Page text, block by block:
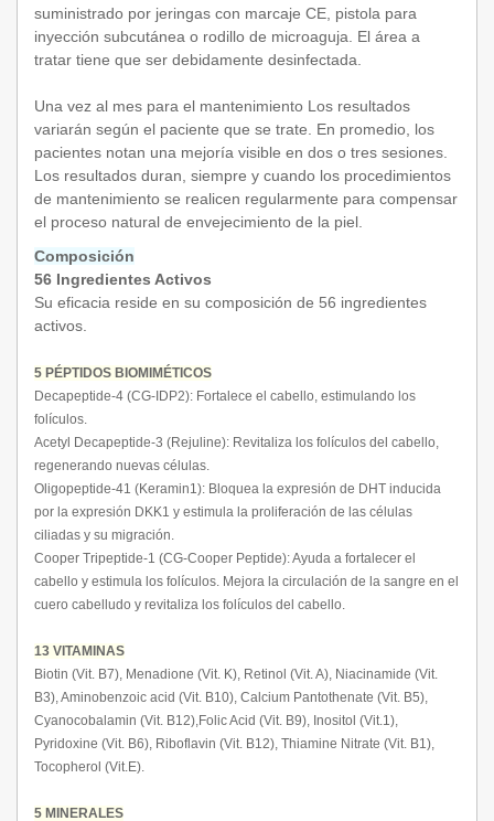
suministrado por jeringas con marcaje CE, pistola para
inyección subcutánea o rodillo de microaguja. El área a
tratar tiene que ser debidamente desinfectada.
Una vez al mes para el mantenimiento Los resultados
variarán según el paciente que se trate. En promedio, los
pacientes notan una mejoría visible en dos o tres sesiones.
Los resultados duran, siempre y cuando los procedimientos
de mantenimiento se realicen regularmente para compensar
el proceso natural de envejecimiento de la piel.
Composición
56 Ingredientes Activos
Su eficacia reside en su composición de 56 ingredientes
activos.
5 PÉPTIDOS BIOMIMÉTICOS
Decapeptide-4 (CG-IDP2): Fortalece el cabello, estimulando los
folículos.
Acetyl Decapeptide-3 (Rejuline): Revitaliza los folículos del cabello,
regenerando nuevas células.
Oligopeptide-41 (Keramin1): Bloquea la expresión de DHT inducida
por la expresión DKK1 y estimula la proliferación de las células
ciliadas y su migración.
Cooper Tripeptide-1 (CG-Cooper Peptide): Ayuda a fortalecer el
cabello y estimula los folículos. Mejora la circulación de la sangre en el
cuero cabelludo y revitaliza los folículos del cabello.
13 VITAMINAS
Biotin (Vit. B7), Menadione (Vit. K), Retinol (Vit. A), Niacinamide (Vit.
B3), Aminobenzoic acid (Vit. B10), Calcium Pantothenate (Vit. B5),
Cyanocobalamin (Vit. B12),Folic Acid (Vit. B9), Inositol (Vit.1),
Pyridoxine (Vit. B6), Riboflavin (Vit. B12), Thiamine Nitrate (Vit. B1),
Tocopherol (Vit.E).
5 MINERALES